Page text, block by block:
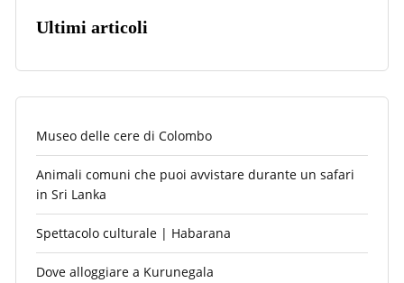
Ultimi articoli
Museo delle cere di Colombo
Animali comuni che puoi avvistare durante un safari
in Sri Lanka
Spettacolo culturale | Habarana
Dove alloggiare a Kurunegala